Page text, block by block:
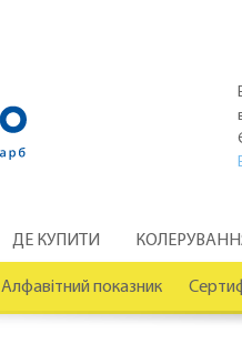
ДЕ КУПИТИ
Алфавітний показник